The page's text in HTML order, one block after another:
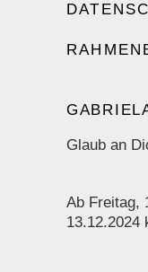
Glaub an
Ab Freitag,